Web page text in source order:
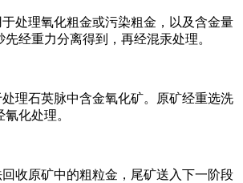
处理氧化粗金或污染粗金，以及含金量
经重力分离得到，再经混汞处理。
理石英脉中含金氧化矿。原矿经重选洗
化处理。
收原矿中的粗粒金，尾矿送入下一阶段